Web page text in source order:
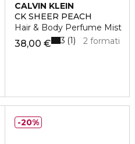
CALVIN KLEIN
CK SHEER PEACH
Hair & Body Perfume Mist
38,00 € 2 formati
3 1
20%